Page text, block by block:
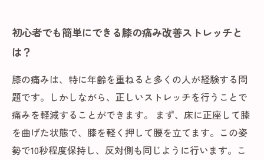
初心者でも簡単にできる膝の痛み改善ストレッチと
は？
膝の痛みは、特に年齢を重ねると多くの人が経験する問
題です。しかしながら、正しいストレッチを行うことで
痛みを軽減することができます。 まず、床に正座して膝
を曲げた状態で、膝を軽く押して腰を立てます。この姿
勢で10秒程度保持し、反対側も同じように行います。こ